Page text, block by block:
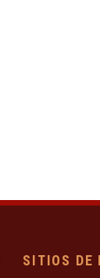
SITIOS DE